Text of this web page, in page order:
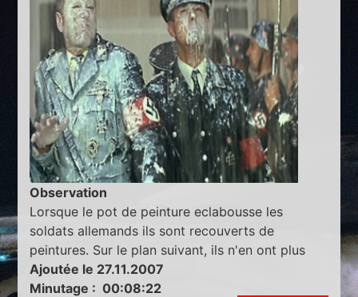
Observation
Lorsque le pot de peinture eclabousse les
soldats allemands ils sont recouverts de
peintures. Sur le plan suivant, ils n'en ont plus
Ajoutée le 27.11.2007
Minutage : 00:08:22